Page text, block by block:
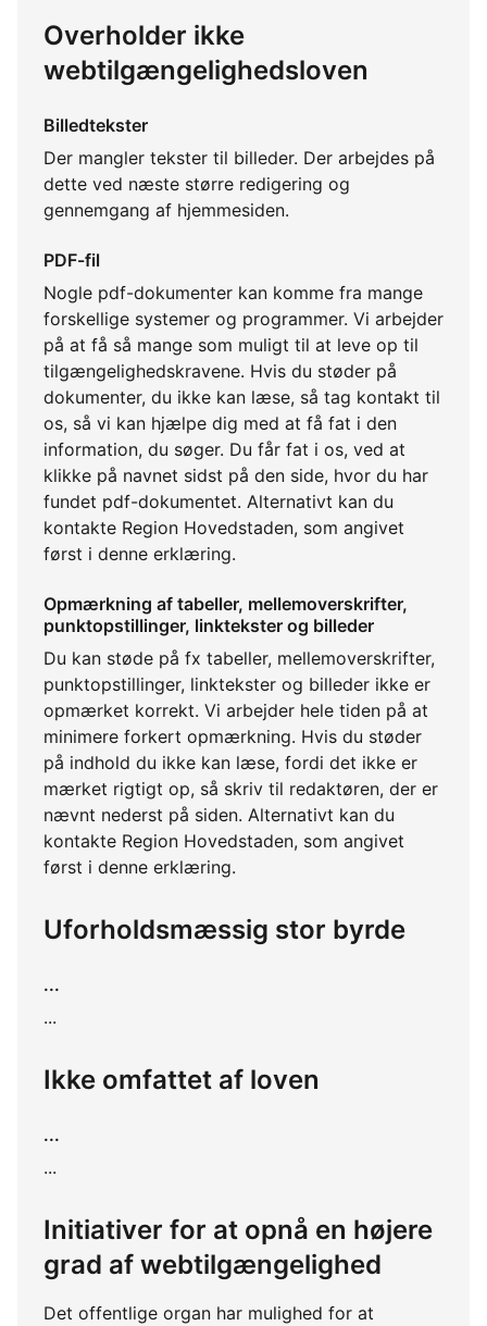
Overholder ikke
webtilgængelighedsloven
Billedtekster
Der mangler tekster til billeder. Der arbejdes på
dette ved næste større redigering og
gennemgang af hjemmesiden.
PDF-fil
Nogle pdf-dokumenter kan komme fra mange
forskellige systemer og programmer. Vi arbejder
på at få så mange som muligt til at leve op til
tilgængelighedskravene. Hvis du støder på
dokumenter, du ikke kan læse, så tag kontakt til
os, så vi kan hjælpe dig med at få fat i den
information, du søger. Du får fat i os, ved at
klikke på navnet sidst på den side, hvor du har
fundet pdf-dokumentet. Alternativt kan du
kontakte Region Hovedstaden, som angivet
først i denne erklæring.
Opmærkning af tabeller, mellemoverskrifter,
punktopstillinger, linktekster og billeder
Du kan støde på fx tabeller, mellemoverskrifter,
punktopstillinger, linktekster og billeder ikke er
opmærket korrekt. Vi arbejder hele tiden på at
minimere forkert opmærkning. Hvis du støder
på indhold du ikke kan læse, fordi det ikke er
mærket rigtigt op, så skriv til redaktøren, der er
nævnt nederst på siden. Alternativt kan du
kontakte Region Hovedstaden, som angivet
først i denne erklæring.
Uforholdsmæssig stor byrde
...
...
Ikke omfattet af loven
...
...
Initiativer for at opnå en højere
grad af webtilgængelighed
Det offentlige organ har mulighed for at